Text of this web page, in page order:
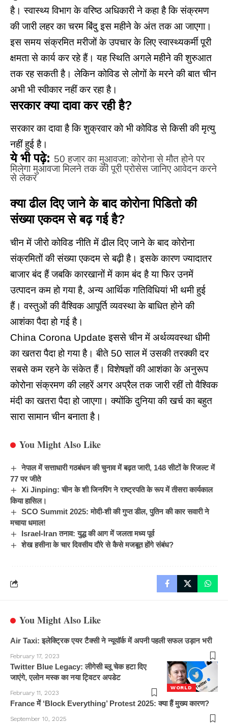
है। स्वास्थ्य विभाग के वरिष्ठ अधिकारी ने कहा है कि संक्रमण
की जारी लहर का चरम बिंदु इस महीने के अंत तक आ जाएगा।
इस समय संक्रमित मरीजों के उपचार के लिए स्वास्थ्यकर्मी पूरी
क्षमता से कार्य कर रहे हैं। यह स्थिति अगले महीने की शुरुआत
तक रह सकती है। लेकिन कोविड से लोगों के मरने की बात चीन
अभी भी स्वीकार नहीं कर रहा है।
सरकार क्या दावा कर रही है?
सरकार का दावा है कि शुक्रवार को भी कोविड से किसी की मृत्यु
नहीं हुई है।
ये भी पढ़े: 50 हजार का मुआवजा: कोरोना से मौत होने पर
मिलेगा मुआवजा मिलने तक की पूरी प्रोसेस जानिए आवेदन करने
से लेकर
क्या ढील दिए जाने के बाद कोरोना पिडितो की
संख्या एकदम से बढ़ गई है?
चीन में जीरो कोविड नीति में ढील दिए जाने के बाद कोरोना
संक्रमितों की संख्या एकदम से बढ़ी है। इसके कारण ज्यादातर
बाजार बंद हैं जबकि कारखानों में काम बंद है या फिर उनमें
उत्पादन कम हो गया है, अन्य आर्थिक गतिविधियां भी थमी हुई
हैं। वस्तुओं की वैश्विक आपूर्ति व्यवस्था के बाधित होने की
आशंका पैदा हो गई है।
China Corona Update इससेचीनमें अर्थव्यवस्था धीमी
का खतरा पैदा हो गया है। बीते 50 साल में उसकी तरक्की दर
सबसे कम रहने के संकेत हैं। विशेषज्ञों की आशंका के अनुरूप
कोरोना संक्रमण की लहरें अगर अप्रैल तक जारी रहीं तो वैश्विक
मंदी का खतरा पैदा हो जाएगा। क्योंकि दुनिया की खर्च का बहुत
सारा सामान चीन बनाता है।
You Might Also Like
नेपाल में सत्ताधारी गठबंधन की चुनाव में बढ़त जारी, 148 सीटों के रिजल्ट में
77 पर जीते
Xi Jinping: चीन के शी जिनपिंग ने राष्ट्रपति के रूप में तीसरा कार्यकाल
किया हासिल।
SCO Summit 2025: मोदी-शी की गुप्त डील, पुतिन की कार सवारी ने
मचाया धमाल!
Israel-Iran तनाव: युद्ध की आग में जलता मध्य पूर्व
शेख हसीना के चार दिवसीय दौरे से कैसे मजबूत होंगे संबंध?
You Might Also Like
Air Taxi: इलेक्ट्रिक एयर टैक्सी ने न्यूयॉर्क में अपनी पहली सफल उड़ान भरी
February 17, 2023
WORLD
Twitter Blue Legacy: लीगेसी ब्लू चेक हटा दिए
जाएंगे, एलोन मस्क का नया ट्विटर अपडेट
February 11, 2023
France में ‘Block Everything’ Protest 2025: क्या हैं मुख्य कारण?
September 10, 2025